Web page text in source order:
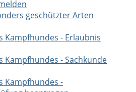
geschützter Arten
Kampfhundes - Erlaubnis
Kampfhundes - Sachkunde
Kampfhundes -